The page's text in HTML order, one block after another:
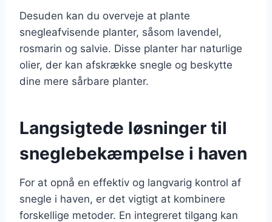
Desuden kan du overveje at plante
snegleafvisende planter, såsom lavendel,
rosmarin og salvie. Disse planter har naturlige
olier, der kan afskrække snegle og beskytte
dine mere sårbare planter.
Langsigtede løsninger til
sneglebekæmpelse i haven
For at opnå en effektiv og langvarig kontrol af
snegle i haven, er det vigtigt at kombinere
forskellige metoder. En integreret tilgang kan